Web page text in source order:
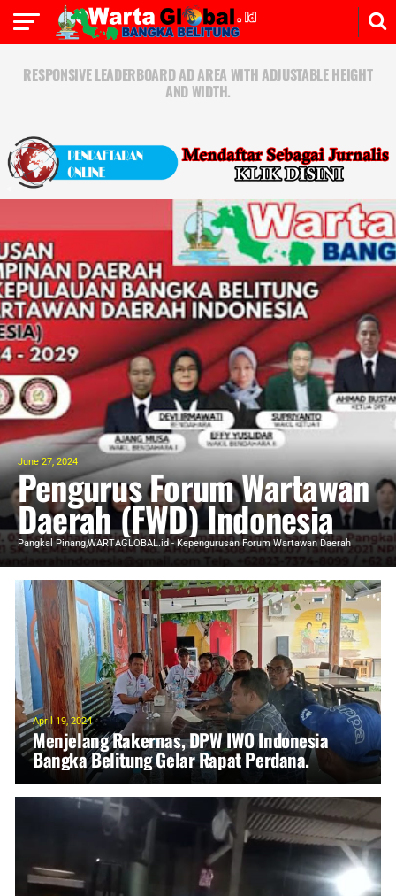
RESPONSIVE LEADERBOARD AD AREA WITH ADJUSTABLE HEIGHT
AND WIDTH.
June 27, 2024
Pengurus Forum Wartawan
Daerah (FWD) Indonesia
BABEL 2024-2029 Agustus
Dilantik, Ahmad FWD
INDON
Pangkal Pinang,WARTAGLOBAL.id - Kepengurusan Forum Wartawan Daerah
(FWD) Indones ...
April 19, 2024
Menjelang Rakernas, DPW IWO Indonesia
Bangka Belitung Gelar Rapat Perdana.